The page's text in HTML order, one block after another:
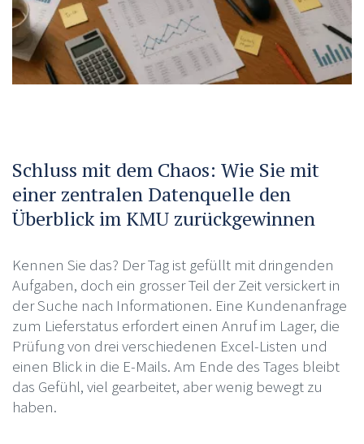
Schluss mit dem Chaos: Wie Sie mit
einer zentralen Datenquelle den
Überblick im KMU zurückgewinnen
Kennen Sie das? Der Tag ist gefüllt mit dringenden
Aufgaben, doch ein grosser Teil der Zeit versickert in
der Suche nach Informationen. Eine Kundenanfrage
zum Lieferstatus erfordert einen Anruf im Lager, die
Prüfung von drei verschiedenen Excel-Listen und
einen Blick in die E-Mails. Am Ende des Tages bleibt
das Gefühl, viel gearbeitet, aber wenig bewegt zu
haben.